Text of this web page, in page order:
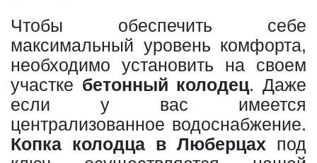
Чтобы обеспечить себе
максимальный уровень комфорта,
необходимо установить на своем
участке бетонный колодец. Даже
если у вас имеется
централизованное водоснабжение.
Копка колодца в Люберцах под